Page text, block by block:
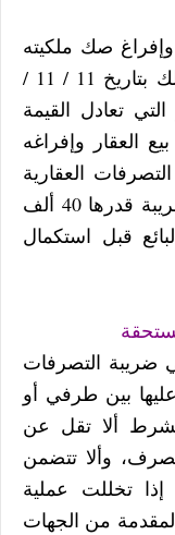
صك ملكيته
لدى كتابة العدل لصالح المشتري وذلك بتاريخ 11 / 11 /
تعادل القيمة
يعد بيع العقار وإفراغه
العقارية
بنسبة 5% وتستحق على المعاملة ضريبة قدرها 40 ألف
قبل استكمال
ضريبة التصرفات
بين طرفي أو
ألا تقل عن
وألا تتضمن
تخللت عملية
من الجهات